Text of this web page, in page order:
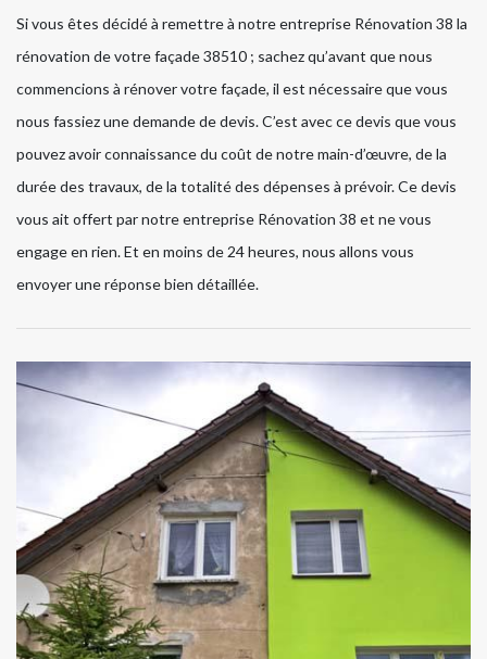
Si vous êtes décidé à remettre à notre entreprise Rénovation 38 la
rénovation de votre façade 38510 ; sachez qu’avant que nous
commencions à rénover votre façade, il est nécessaire que vous
nous fassiez une demande de devis. C’est avec ce devis que vous
pouvez avoir connaissance du coût de notre main-d’œuvre, de la
durée des travaux, de la totalité des dépenses à prévoir. Ce devis
vous ait offert par notre entreprise Rénovation 38 et ne vous
engage en rien. Et en moins de 24 heures, nous allons vous
envoyer une réponse bien détaillée.